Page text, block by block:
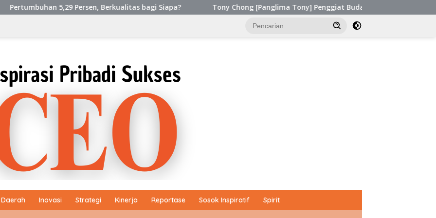
5,29 Persen, Berkualitas bagi Siapa? Tony Chong [Panglima Tony] Penggiat Budaya dari Sabah, Malaysia Raih
Daerah Inovasi Strategi Kinerja Reportase Sosok Inspiratif Spirit